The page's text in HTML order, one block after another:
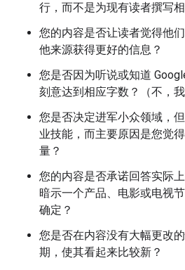
行，而不是为现有读者撰写
您的内容是否让读者觉得他
他来源获得更好的信息？
您是否因为听说或知道
刻意达到相应字数？（不，我
您是否决定进军小众领域，
业技能，而主要原因是您觉
量？
您的内容是否承诺回答实际
暗示一个产品、电影或电视
确定？
您是否在内容没有大幅更改
期，使其看起来比较新？